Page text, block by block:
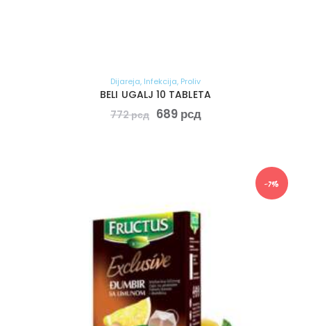
Dijareja, Infekcija, Proliv
BELI UGALJ 10 TABLETA
772рсд 689 рсд
-7%